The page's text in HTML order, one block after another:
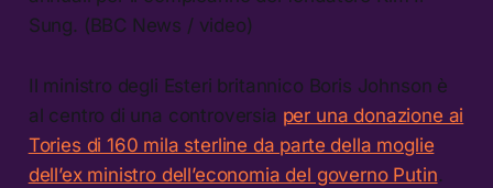
Sung. (BBC News / video)
Il ministro degli Esteri britannico Boris Johnson è
al centro di una controversia per una donazione ai
Tories di 160 mila sterline da parte della moglie
dell’ex ministro dell’economia del governo Putin.